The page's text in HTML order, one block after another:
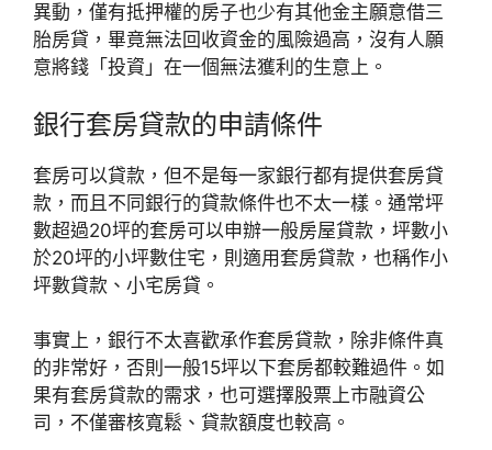
異動，僅有抵押權的房子也少有其他金主願意借三
胎房貸，畢竟無法回收資金的風險過高，沒有人願
意將錢「投資」在一個無法獲利的生意上。
銀行套房貸款的申請條件
套房可以貸款，但不是每一家銀行都有提供套房貸
款，而且不同銀行的貸款條件也不太一樣。通常坪
數超過20坪的套房可以申辦一般房屋貸款，坪數小
於20坪的小坪數住宅，則適用套房貸款，也稱作小
坪數貸款、小宅房貸。
事實上，銀行不太喜歡承作套房貸款，除非條件真
的非常好，否則一般15坪以下套房都較難過件。如
果有套房貸款的需求，也可選擇股票上市融資公
司，不僅審核寬鬆、貸款額度也較高。